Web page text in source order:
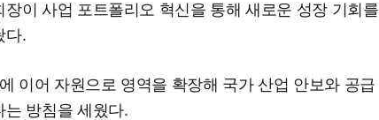
장이 사업 포트폴리오 혁신을 통해 새로운 성장 기회를
다.
이어 자원으로 영역을 확장해 국가 산업 안보와 공급
는 방침을 세웠다.